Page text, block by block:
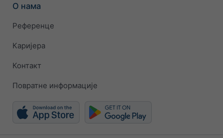
О нама
Референце
Каријера
Контакт
Повратне информације